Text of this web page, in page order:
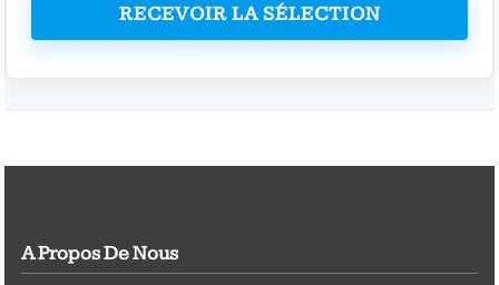
RECEVOIR LA SÉLECTION
A Propos De Nous